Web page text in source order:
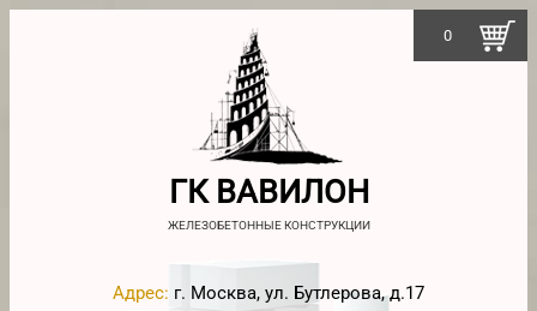
ГК ВАВИЛОН
ЖЕЛЕЗОБЕТОННЫЕ КОНСТРУКЦИИ
Адрес: г. Москва, ул. Бутлерова, д.17
0